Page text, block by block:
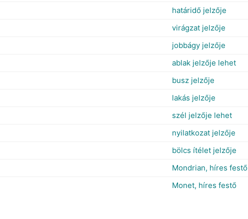
határidő jelzője
virágzat jelzője
jobbágy jelzője
ablak jelzője lehet
busz jelzője
lakás jelzője
szél jelzője lehet
nyilatkozat jelzője
bölcs ítélet jelzője
Mondrian, híres festő
Monet, híres festő